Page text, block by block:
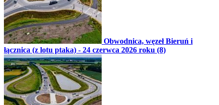
Obwodnica, węzeł Bieruń i
łącznica (z lotu ptaka) - 24 czerwca 2026 roku (8)